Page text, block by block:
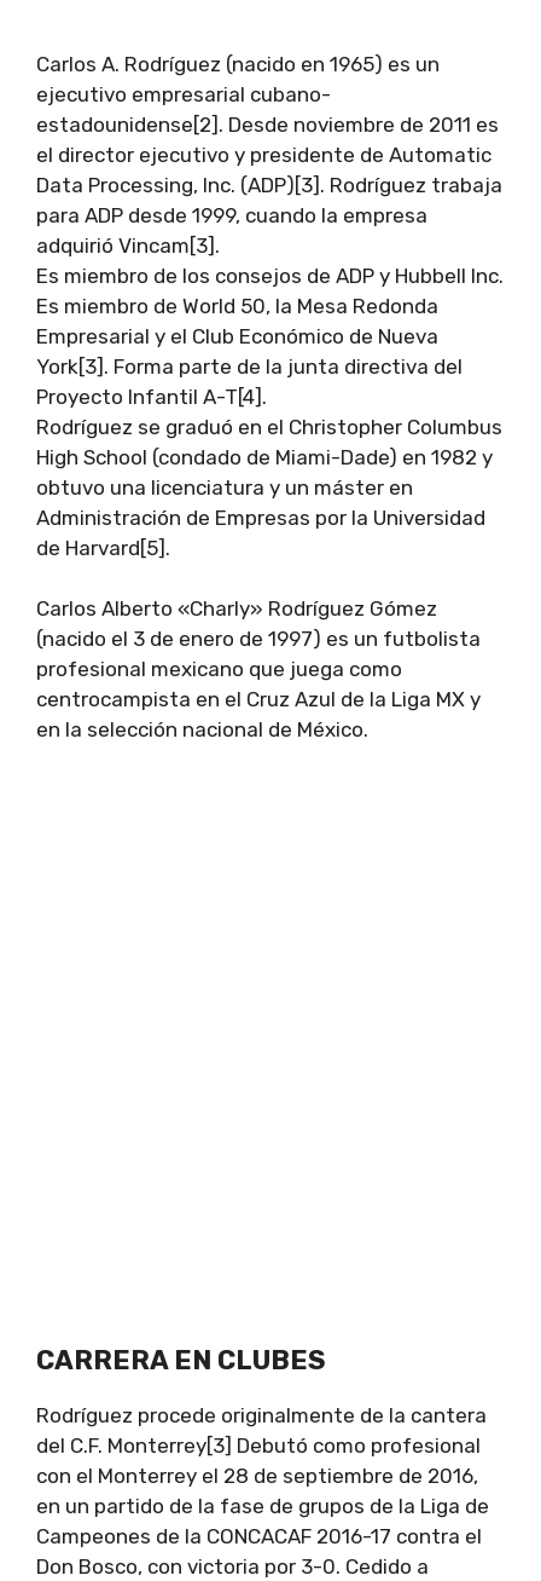
Carlos A. Rodríguez (nacido en 1965) es un
ejecutivo empresarial cubano-
estadounidense[2]. Desde noviembre de 2011 es
el director ejecutivo y presidente de Automatic
Data Processing, Inc. (ADP)[3]. Rodríguez trabaja
para ADP desde 1999, cuando la empresa
adquirió Vincam[3].
Es miembro de los consejos de ADP y Hubbell Inc.
Es miembro de World 50, la Mesa Redonda
Empresarial y el Club Económico de Nueva
York[3]. Forma parte de la junta directiva del
Proyecto Infantil A-T[4].
Rodríguez se graduó en el Christopher Columbus
High School (condado de Miami-Dade) en 1982 y
obtuvo una licenciatura y un máster en
Administración de Empresas por la Universidad
de Harvard[5].
Carlos Alberto «Charly» Rodríguez Gómez
(nacido el 3 de enero de 1997) es un futbolista
profesional mexicano que juega como
centrocampista en el Cruz Azul de la Liga MX y
en la selección nacional de México.
CARRERA EN CLUBES
Rodríguez procede originalmente de la cantera
del C.F. Monterrey[3] Debutó como profesional
con el Monterrey el 28 de septiembre de 2016,
en un partido de la fase de grupos de la Liga de
Campeones de la CONCACAF 2016-17 contra el
Don Bosco, con victoria por 3-0. Cedido a